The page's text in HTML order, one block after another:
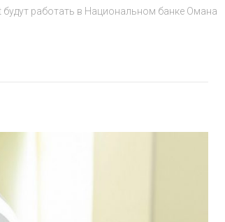
работать в Национальном банке Омана